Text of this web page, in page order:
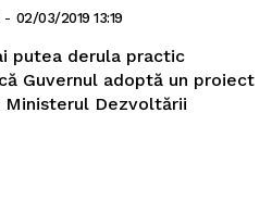
- 02/03/2019 13:19
putea derula practic
Guvernul adoptă un proiect